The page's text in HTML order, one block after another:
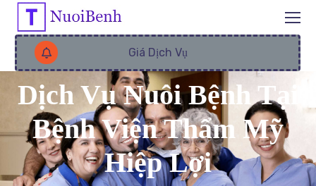
Giá Dịch Vụ
Dịch Vụ Nuôi Bệnh Tại
Bệnh Viện Thẩm Mỹ
Hiệp Lợi